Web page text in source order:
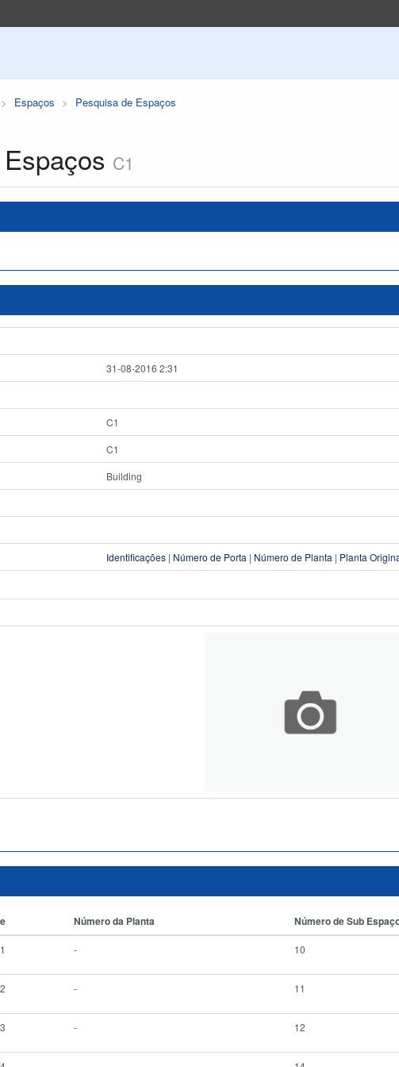
Espaços Pesquisa de Espaços
C1
31-08-2016 2:31
C1
C1
Building
Identificações | Número de Porta | Número de Planta | Planta
Número da Planta Número de Sub
- 10
- 11
- 12